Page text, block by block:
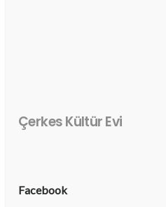
Çerkes Kültür Evi
Facebook